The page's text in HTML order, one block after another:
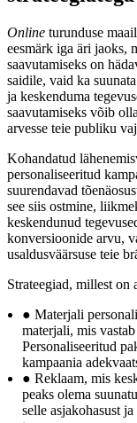
Online turunduse
eesmärk iga äri jaoks,
saavutamiseks on
saidile, vaid ka
ja keskenduma
saavutamiseks võib
arvesse teie publiku
Kohandatud
personaliseeritud
suurendavad
see siis ostmine,
keskendunud
konversioonide arvu,
usaldusväärsuse teie
Strateegiad, millest on
● Materjali
materjali, mis
Personaliseeritud
kampaania
● Reklaam, mis
peaks olema
selle asjakohasust